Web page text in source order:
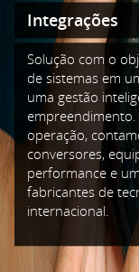
Solução com o
de sistemas em
uma gestão
operação,
conversores,
performance e
fabricantes de
internacional.